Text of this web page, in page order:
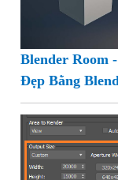
Blender Room
Đẹp Bằng